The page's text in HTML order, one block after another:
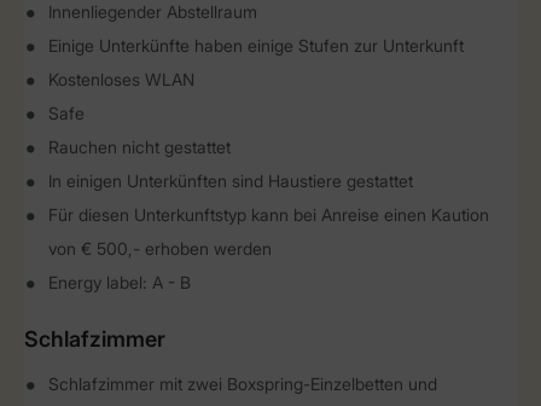
Innenliegender Abstellraum
Einige Unterkünfte haben einige Stufen zur Unterkunft
Kostenloses WLAN
Safe
Rauchen nicht gestattet
In einigen Unterkünften sind Haustiere gestattet
Für diesen Unterkunftstyp kann bei Anreise einen Kaution
von € 500,- erhoben werden
Energy label: A - B
Schlafzimmer
Schlafzimmer mit zwei Boxspring-Einzelbetten und